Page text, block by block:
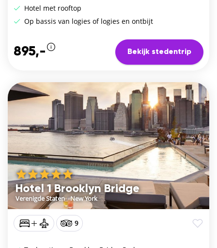
Hotel met rooftop
Op bassis van logies of logies en ontbijt
895,- Bekijk stedentrip
Hotel 1 Brooklyn Bridge
Verenigde Staten/New York
9